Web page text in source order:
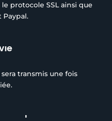
protocole SSL ainsi que
Paypal.
transmis une fois
l’empreinte